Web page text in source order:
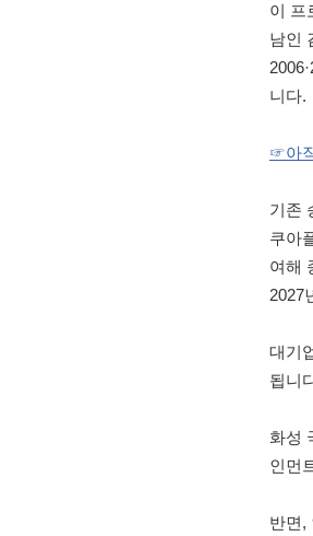
이 프
남인
니다.
☞아
기존
쿠아
여해
2027
대기
됩니
화성
인먼
반면,